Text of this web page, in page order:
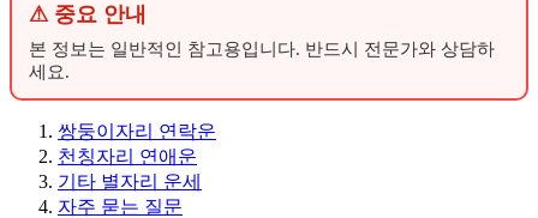
⚠ 중요 안내
본 정보는 일반적인 참고용입니다. 반드시 전문가와 상담하
세요.
쌍둥이자리 연락운
천칭자리 연애운
기타 별자리 운세
자주 묻는 질문